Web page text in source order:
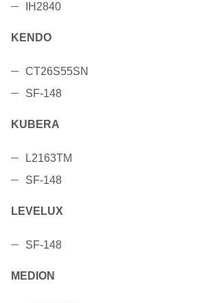
IH2840
KENDO
CT26S55SN
SF-148
KUBERA
L2163TM
SF-148
LEVELUX
SF-148
MEDION